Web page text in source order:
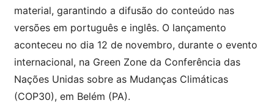
material, garantindo a difusão do conteúdo nas
versões em português e inglês. O lançamento
aconteceu no dia 12 de novembro, durante o evento
internacional, na Green Zone da Conferência das
Nações Unidas sobre as Mudanças Climáticas
(COP30), em Belém (PA).